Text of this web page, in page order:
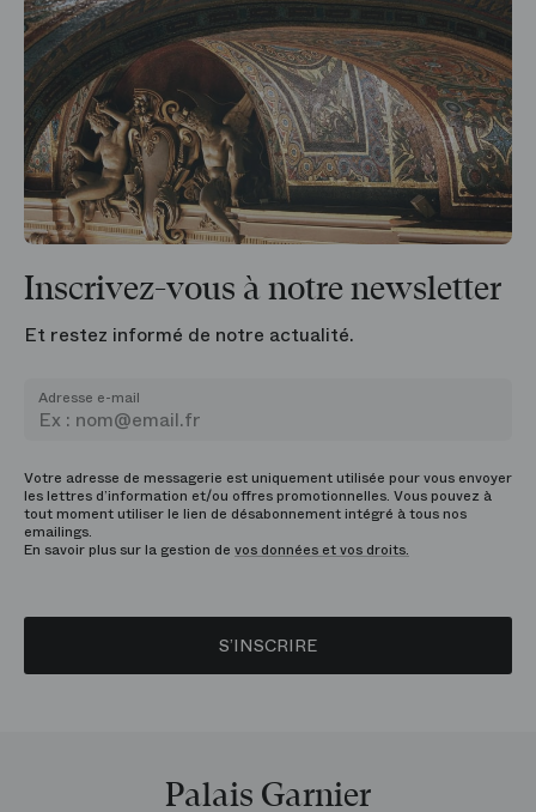
Inscrivez-vous à notre newsletter
Et restez informé de notre actualité.
Adresse e-mail
Votre adresse de messagerie est uniquement utilisée pour vous envoyer
les lettres d’information et/ou offres promotionnelles. Vous pouvez à
tout moment utiliser le lien de désabonnement intégré à tous nos
emailings.
En savoir plus sur la gestion de vos données et vos droits.
S’INSCRIRE
Palais Garnier